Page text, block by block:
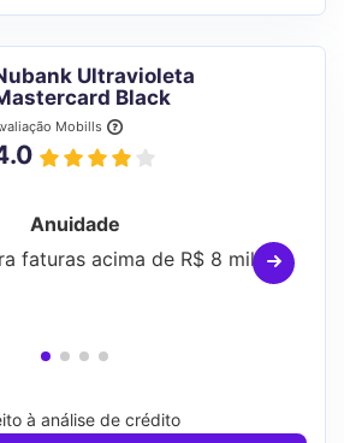
Ultravioleta
Black
Mobills
Anuidade
faturas acima de R$ 8 mil
à análise de crédito